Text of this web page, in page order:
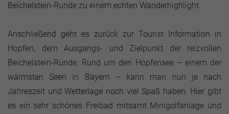
Beichelstein-Runde zu einem echten Wanderhighlight.
Anschließend geht es zurück zur Tourist Information in
Hopfen, dem Ausgangs- und Zielpunkt der reizvollen
Beichelstein-Runde. Rund um den Hopfensee – einem der
wärmsten Seen in Bayern – kann man nun je nach
Jahreszeit und Wetterlage noch viel Spaß haben. Hier gibt
es ein sehr schönes Freibad mitsamt Minigolfanlage und